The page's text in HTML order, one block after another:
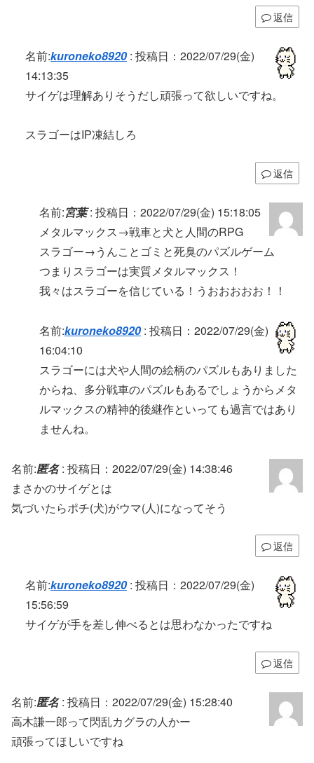
返信
名前:kuroneko8920: 投稿日：2022/07/29(金)
14:13:35
サイゲは理解ありそうだし頑張って欲しいですね。
スラゴーはIP凍結しろ
返信
名前:宮葉: 投稿日：2022/07/29(金) 15:18:05
メタルマックス→戦車と犬と人間のRPG
スラゴー→うんことゴミと死臭のパズルゲーム
つまりスラゴーは実質メタルマックス！
我々はスラゴーを信じている！うおおおおお！！
名前:kuroneko8920: 投稿日：2022/07/29(金)
16:04:10
スラゴーには犬や人間の絵柄のパズルもありました
からね、多分戦車のパズルもあるでしょうからメタ
ルマックスの精神的後継作といっても過言ではあり
ませんね。
名前:匿名: 投稿日：2022/07/29(金) 14:38:46
まさかのサイゲとは
気づいたらポチ(犬)がウマ(人)になってそう
返信
名前:kuroneko8920: 投稿日：2022/07/29(金)
15:56:59
サイゲが手を差し伸べるとは思わなかったですね
返信
名前:匿名: 投稿日：2022/07/29(金) 15:28:40
高木謙一郎って閃乱カグラの人かー
頑張ってほしいですね